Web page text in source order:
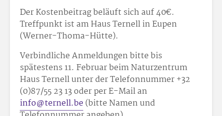
Der Kostenbeitrag beläuft sich auf 40€.
Treffpunkt ist am Haus Ternell in Eupen
(Werner-Thoma-Hütte).
Verbindliche Anmeldungen bitte bis
spätestens 11. Februar beim Naturzentrum
Haus Ternell unter der Telefonnummer +32
(0)87/55 23 13 oder per E-Mail an
info@ternell.be(bitte Namen und